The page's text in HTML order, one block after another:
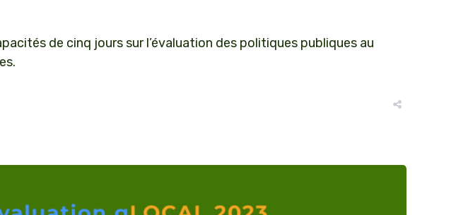
de cinq jours sur l’évaluation des politiques publiques au